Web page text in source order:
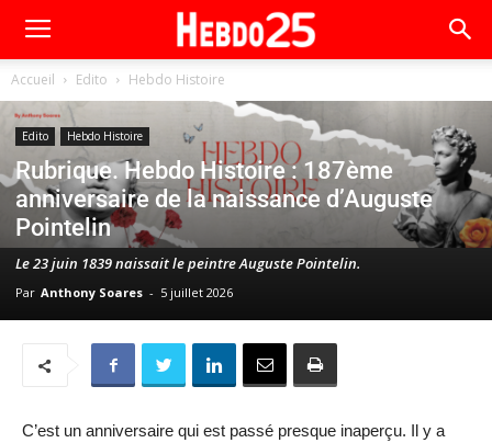
Accueil Edito Hebdo Histoire
Edito Hebdo Histoire
Rubrique. Hebdo Histoire : 187ème
anniversaire de la naissance d’Auguste
Pointelin
Le 23 juin 1839 naissait le peintre Auguste Pointelin.
Par Anthony Soares - 5 juillet 2026
C’est un anniversaire qui est passé presque inaperçu. Il y a